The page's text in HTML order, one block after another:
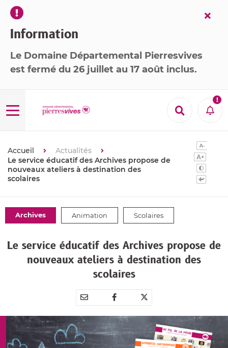
Information
Le Domaine Départemental Pierresvives
est fermé du 26 juillet au 17 août inclus.
Menu 
Accueil
Actualités
Le service éducatif des Archives propose de
nouveaux ateliers à destination des
scolaires
Thématiques
:
Archives Animation Scolaires
Le service éducatif des Archives propose de
nouveaux ateliers à destination des
scolaires
Partager
e-
mail
Partager
Facebook
Partager
Twitter